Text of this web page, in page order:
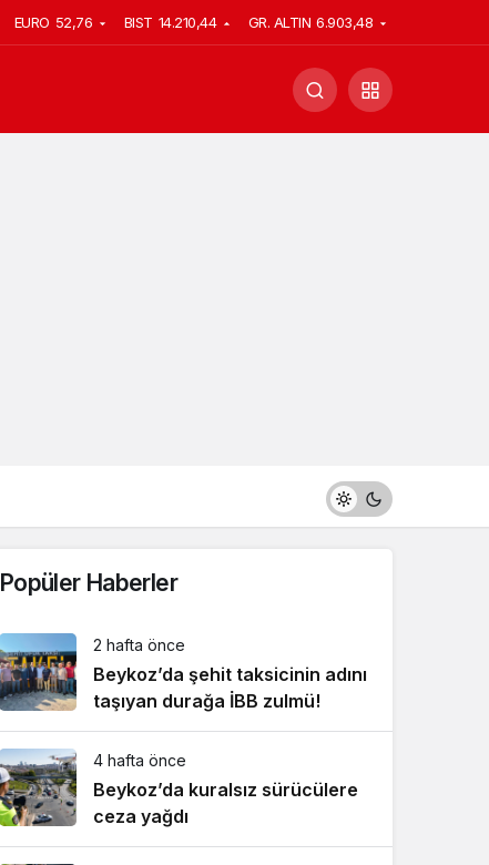
EURO 52,76 BIST 14.210,44 GR. ALTIN 6.903,48
Popüler Haberler
2 hafta önce
Beykoz’da şehit taksicinin adını
taşıyan durağa İBB zulmü!
4 hafta önce
Beykoz’da kuralsız sürücülere
ceza yağdı